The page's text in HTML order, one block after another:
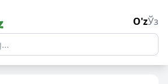
O'zЎз